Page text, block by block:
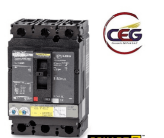
INTERRUPTORES
MANDO, SEÑALIZACIÓN Y
TRANSFORMADORES
UPS